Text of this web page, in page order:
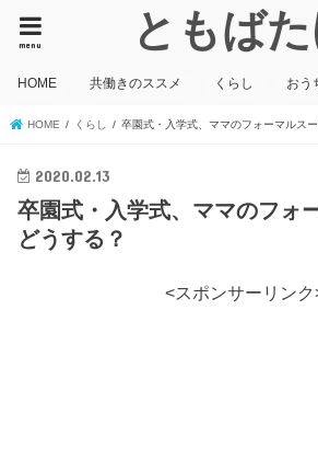
ともば
menu
HOME 共働きのススメ くらし おう
HOME くらし 卒園式・入学式、ママのフォーマルス
2020.02.13
卒園式・入学式、ママのフォ
どうする？
<スポンサーリンク